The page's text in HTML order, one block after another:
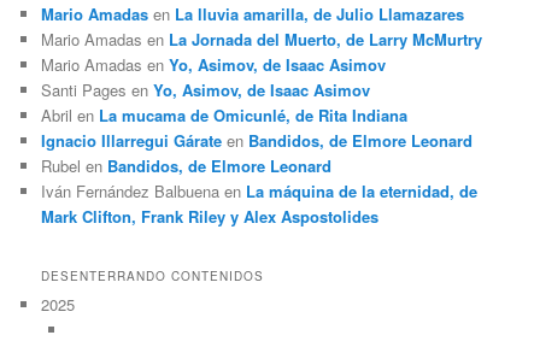
Mario Amadas en La lluvia amarilla, de Julio Llamazares
Mario Amadas en La Jornada del Muerto, de Larry McMurtry
Mario Amadas enYo, Asimov, de Isaac Asimov
Santi Pages enYo, Asimov, de Isaac Asimov
Abril en La mucama de Omicunlé, de Rita Indiana
Ignacio Illarregui Gárate en Bandidos, de Elmore Leonard
Rubel en Bandidos, de Elmore Leonard
Iván Fernández Balbuena en La máquina de la eternidad, de
Mark Clifton, Frank Riley y Alex Aspostolides
DESENTERRANDO CONTENIDOS
2025